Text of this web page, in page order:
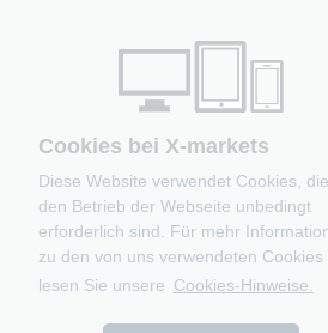
Cookies bei X-markets
Diese Website verwendet Cookies,
den Betrieb der Webseite unbedingt
erforderlich sind. Für mehr
zu den von uns verwendeten Cookies
lesen Sie unsere Cookies-Hinweise.